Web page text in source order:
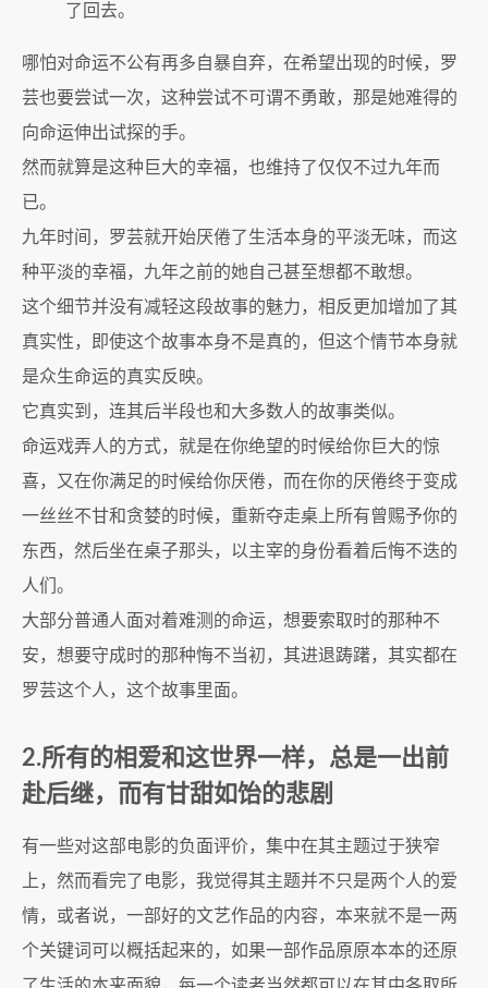
了回去。
哪怕对命运不公有再多自暴自弃，在希望出现的时候，罗
芸也要尝试一次，这种尝试不可谓不勇敢，那是她难得的
向命运伸出试探的手。
然而就算是这种巨大的幸福，也维持了仅仅不过九年而
已。
九年时间，罗芸就开始厌倦了生活本身的平淡无味，而这
种平淡的幸福，九年之前的她自己甚至想都不敢想。
这个细节并没有减轻这段故事的魅力，相反更加增加了其
真实性，即使这个故事本身不是真的，但这个情节本身就
是众生命运的真实反映。
它真实到，连其后半段也和大多数人的故事类似。
命运戏弄人的方式，就是在你绝望的时候给你巨大的惊
喜，又在你满足的时候给你厌倦，而在你的厌倦终于变成
一丝丝不甘和贪婪的时候，重新夺走桌上所有曾赐予你的
东西，然后坐在桌子那头，以主宰的身份看着后悔不迭的
人们。
大部分普通人面对着难测的命运，想要索取时的那种不
安，想要守成时的那种悔不当初，其进退踌躇，其实都在
罗芸这个人，这个故事里面。
2.所有的相爱和这世界一样，总是一出前
赴后继，而有甘甜如饴的悲剧
有一些对这部电影的负面评价，集中在其主题过于狭窄
上，然而看完了电影，我觉得其主题并不只是两个人的爱
情，或者说，一部好的文艺作品的内容，本来就不是一两
个关键词可以概括起来的，如果一部作品原原本本的还原